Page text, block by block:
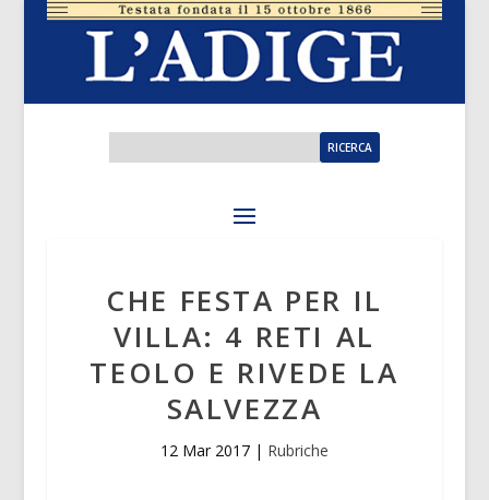
CHE FESTA PER IL
VILLA: 4 RETI AL
TEOLO E RIVEDE LA
SALVEZZA
12 Mar 2017| Rubriche